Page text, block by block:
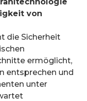
von
die Sicherheit
ermöglicht,
entsprechen und
unter